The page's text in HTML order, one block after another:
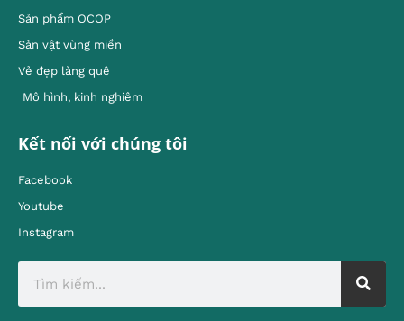
Sản phẩm OCOP
Sản vật vùng miền
Vẻ đẹp làng quê
Mô hình, kinh nghiêm
Kết nối với chúng tôi
Facebook
Youtube
Instagram